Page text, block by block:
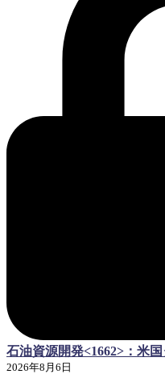
石油資源開発<1662>：米
2026年8月6日